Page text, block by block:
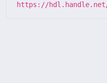
https://hdl.handle.net/